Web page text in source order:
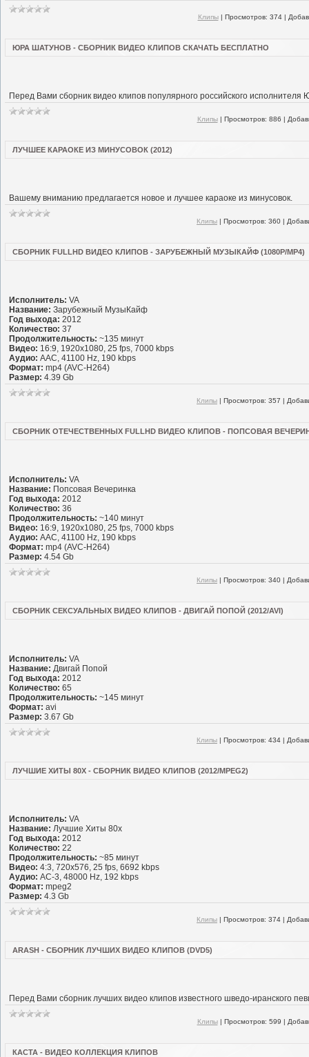
Клипы| Просмотров: 374|
ЮРА ШАТУНОВ - СБОРНИК ВИДЕО КЛИПОВ СКАЧАТЬ БЕСПЛАТНО
Перед Вами сборник видео клипов популярного российского
Клипы| Просмотров: 886 |
ЛУЧШЕЕ КАРАОКЕ ИЗ МИНУСОВОК (2012)
Вашему вниманию предлагается новое и лучшее караоке из минусовок.
Клипы | Просмотров: 360 |
СБОРНИК FULLHD ВИДЕО КЛИПОВ - ЗАРУБЕЖНЫЙ МУЗЫКАЙФ (1080P/MP4)
Исполнитель: VA
Название: Зарубежный МузыКайф
Год выхода: 2012
Количество: 37
Продолжительность: ~135 минут
Видео: 16:9, 1920x1080, 25 fps, 7000 kbps
Аудио: AAC, 41100 Hz, 190 kbps
Формат: mp4 (AVC-H264)
Размер: 4.39 Gb
Клипы | Просмотров: 357 |
СБОРНИК ОТЕЧЕСТВЕННЫХ FULLHD ВИДЕО КЛИПОВ - ПОПСОВАЯ
Исполнитель: VA
Название: Попсовая Вечеринка
Год выхода: 2012
Количество: 36
Продолжительность: ~140 минут
Видео: 16:9, 1920x1080, 25 fps, 7000 kbps
Аудио: AAC, 41100 Hz, 190 kbps
Формат: mp4 (AVC-H264)
Размер: 4.54 Gb
Клипы | Просмотров: 340 |
СБОРНИК СЕКСУАЛЬНЫХ ВИДЕО КЛИПОВ - ДВИГАЙ ПОПОЙ (2012/AVI)
Исполнитель: VA
Название: Двигай Попой
Год выхода: 2012
Количество: 65
Продолжительность: ~145 минут
Формат: avi
Размер: 3.67 Gb
Клипы | Просмотров: 434 |
ЛУЧШИЕ ХИТЫ 80Х - СБОРНИК ВИДЕО КЛИПОВ (2012/MPEG2)
Исполнитель: VA
Название: Лучшие Хиты 80х
Год выхода: 2012
Количество: 22
Продолжительность: ~85 минут
Видео: 4:3, 720x576, 25 fps, 6692 kbps
Аудио: AC-3, 48000 Hz, 192 kbps
Формат: mpeg2
Размер: 4.3 Gb
Клипы | Просмотров: 374 |
ARASH - СБОРНИК ЛУЧШИХ ВИДЕО КЛИПОВ (DVD5)
Перед Вами сборник лучших видео клипов известного шведо-иранского
Клипы| Просмотров: 599 |
КАСТА - ВИДЕО КОЛЛЕКЦИЯ КЛИПОВ